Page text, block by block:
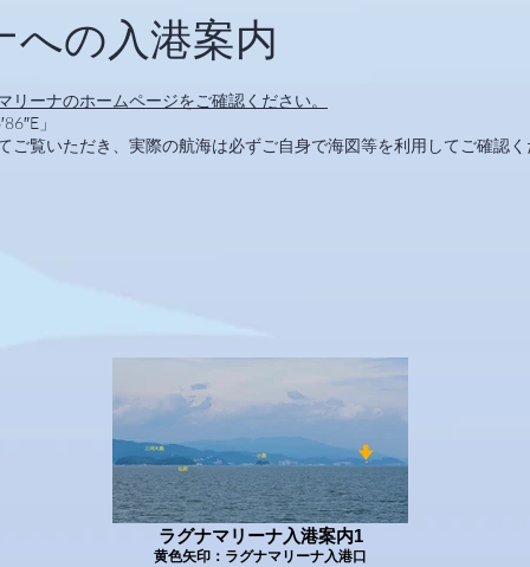
の入港案内
ーナのホームページをご確認ください。
」
ご覧いただき、実際の航海は必ずご自身で海図等を利用してご確認
ラグナマリーナ入港案内1
黄色矢印：ラグナマリーナ入港口